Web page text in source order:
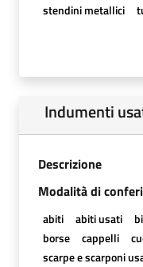
stendini metallici
Indumenti
Descrizione
Modalità di
abiti abiti usati
borse
cappelli
scarpe e scarponi